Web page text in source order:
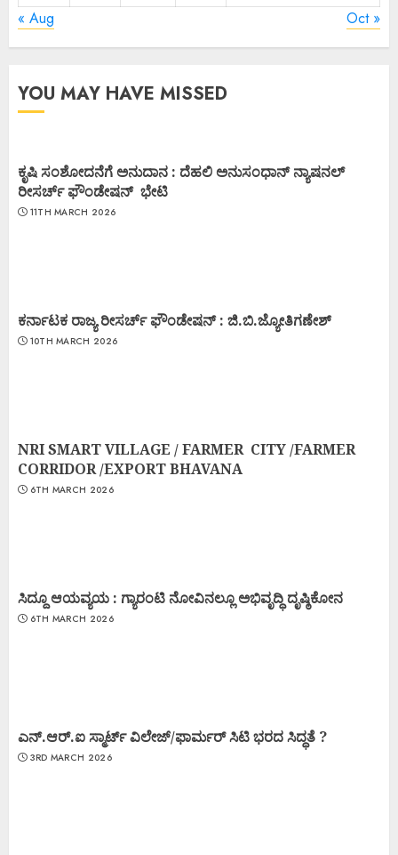
« Aug Oct »
YOU MAY HAVE MISSED
ಕೃಷಿ ಸಂಶೋದನೆಗೆ ಅನುದಾನ : ದೆಹಲಿ ಅನುಸಂಧಾನ್ ನ್ಯಾಷನಲ್
ರೀಸರ್ಚ್ ಫೌಂಡೇಷನ್ ಭೇಟಿ
11TH MARCH 2026
ಕರ್ನಾಟಕ ರಾಜ್ಯ ರೀಸರ್ಚ್ ಫೌಂಡೇಷನ್ : ಜಿ.ಬಿ.ಜ್ಯೋತಿಗಣೇಶ್
10TH MARCH 2026
NRI SMART VILLAGE / FARMER CITY /FARMER
CORRIDOR /EXPORT BHAVANA
6TH MARCH 2026
ಸಿದ್ದೂ ಆಯವ್ಯಯ : ಗ್ಯಾರಂಟಿ ನೋವಿನಲ್ಲೂ ಅಭಿವೃದ್ಧಿ ದೃಷ್ಠಿಕೋನ
6TH MARCH 2026
ಎನ್.ಆರ್.ಐ ಸ್ಮಾರ್ಟ್ ವಿಲೇಜ್/ಫಾರ್ಮರ್ ಸಿಟಿ ಭರದ ಸಿದ್ಧತೆ ?
3RD MARCH 2026